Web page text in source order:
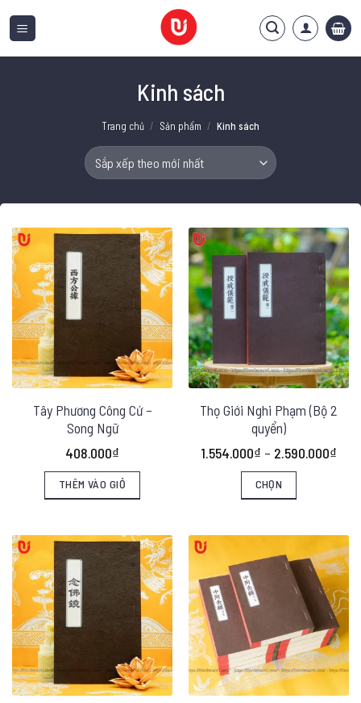
qua
Kinh sách
Trang chủ / Sản phẩm / Kinh sách
Tây Phương Công Cứ –
Song Ngữ
408.000₫
THÊM VÀO GIỎ
Thọ Giới Nghi Phạm (Bộ 2
quyển)
1.554.000₫ – 2.590.000₫
CHỌN
phẩm
này
thể.
Các
tùy